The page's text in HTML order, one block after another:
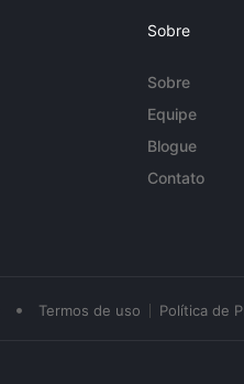
Sobre
Sobre
Equipe
Blogue
Contato
• Termos de uso Política de